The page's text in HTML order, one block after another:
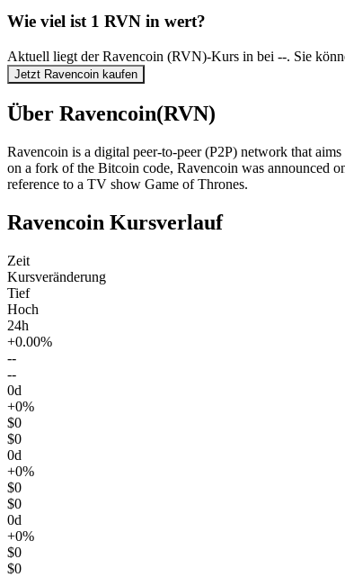
Wie viel ist 1 RVN in wert?
Aktuell liegt der Ravencoin (RVN)-Kurs in bei --. Sie
Jetzt Ravencoin kaufen
Über Ravencoin(RVN)
Ravencoin is a digital peer-to-peer (P2P) network that
on a fork of the Bitcoin code, Ravencoin was announced
reference to a TV show Game of Thrones.
Ravencoin Kursverlauf
Zeit
Kursveränderung
Tief
Hoch
24h
+0.00%
--
--
0d
+0%
$0
$0
0d
+0%
$0
$0
0d
+0%
$0
$0